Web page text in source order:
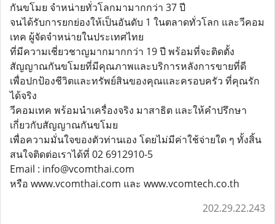
กันขโมย จำหน่ายทั่วโลกมามากกว่า 37 ปี
จนได้รับการยกย่องให้เป็นอันดับ 1 ในตลาดทั่วโลก และวีคอม
เทค ผู้จัดจำหน่ายในประเทศไทย
ที่มีความเชี่ยวชาญมากมากกว่า 19 ปี พร้อมที่จะติดตั้ง
สัญญาณกันขโมยที่มีคุณภาพและบริการหลังการขายที่ดี
เพื่อปกป้องชีวิตและทรัพย์สินของคุณและครอบครัว ที่คุณรัก
ได้จริง
วีคอมเทค พร้อมนำเครื่องจริง มาสาธิต และให้คำปรึกษา
เกี่ยวกับสัญญาณกันขโมย
เพื่อความมั่นใจของตัวท่านเอง โดยไม่มีค่าใช้จ่ายใด ๆ ทั้งสิ้น
สนใจติดต่อเราได้ที่ 02 6912910-5
Email : info@vcomthai.com
หรือ www.vcomthai.com และ www.vcomtech.co.th
202.29.22.243